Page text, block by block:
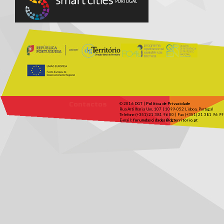
© 2016 DGT | Política de Privacidade
Rua Artilharia Um, 107 | 1099-052 Lisboa, Portugal
Telefone (+351) 21 381 96 00 | Fax (+351) 21 381 96 99
E-mail: forumdascidades@dgterritorio.pt